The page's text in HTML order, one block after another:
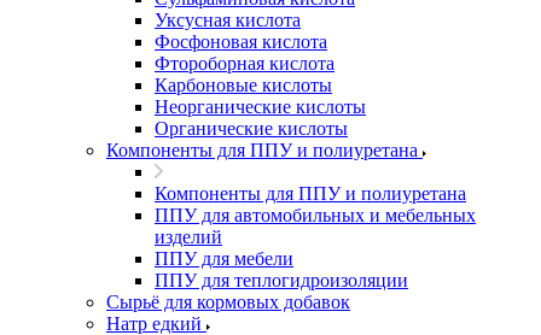
Уксусная кислота
Фосфоновая кислота
Фтороборная кислота
Карбоновые кислоты
Неорганические кислоты
Органические кислоты
Компоненты для ППУ и полиуретана
Компоненты для ППУ и полиуретана
ППУ для автомобильных и мебельных
изделий
ППУ для мебели
ППУ для теплогидроизоляции
Сырьё для кормовых добавок
Натр едкий